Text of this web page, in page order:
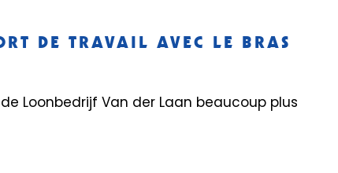
DE TRAVAIL AVEC LE BRAS
Loonbedrijf Van der Laan beaucoup plus